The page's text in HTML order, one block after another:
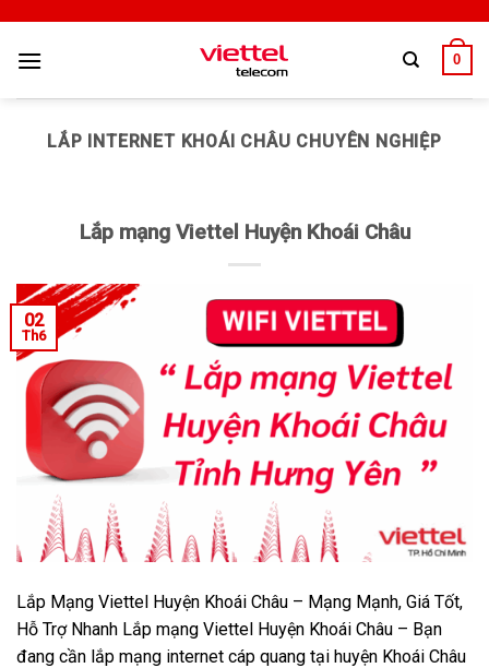
0
LẮP INTERNET KHOÁI CHÂU CHUYÊN NGHIỆP
Lắp mạng Viettel Huyện Khoái Châu
02
Th6
Lắp Mạng Viettel Huyện Khoái Châu – Mạng Mạnh, Giá Tốt,
Hỗ Trợ Nhanh Lắp mạng Viettel Huyện Khoái Châu – Bạn
đang cần lắp mạng internet cáp quang tại huyện Khoái Châu